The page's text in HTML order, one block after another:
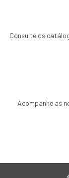
Consulte os
Acompanhe as